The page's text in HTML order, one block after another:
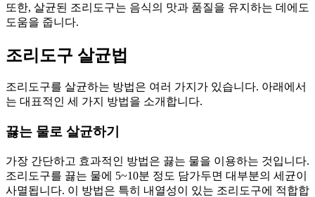
또한, 살균된 조리도구는 음식의 맛과 품질을 유지하는 데에도
도움을 줍니다.
조리도구 살균법
조리도구를 살균하는 방법은 여러 가지가 있습니다. 아래에서
는 대표적인 세 가지 방법을 소개합니다.
끓는 물로 살균하기
가장 간단하고 효과적인 방법은 끓는 물을 이용하는 것입니다.
조리도구를 끓는 물에 5~10분 정도 담가두면 대부분의 세균이
사멸됩니다. 이 방법은 특히 내열성이 있는 조리도구에 적합합